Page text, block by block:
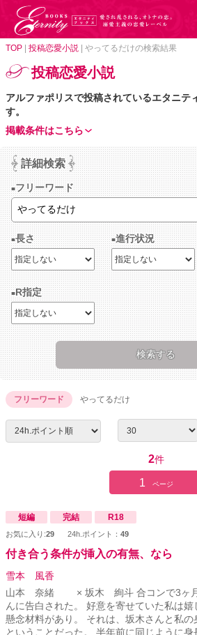
TOP 投稿恋愛小説 やってるだけの検索結果
投稿恋愛小説
アルファポリスで投稿されているエタニテ
す。
掲載条件はこちら
詳細検索
フリーワード
長さ 進行状況
R指定
フリーワード やってるだけ
2件
1 ページ
短編 完結 R18
お気に入り:29 24h.ポイント： 49
付き合う条件が挿入の有無、なら
雪本 風香
山本 奈緒 × 坂木 絢斗 合コンで3ヶ月
んに告白された。 好意を寄せていた私は
懸念材料があり。 それは、坂木さんと私
ということだった。 半年前に同じように